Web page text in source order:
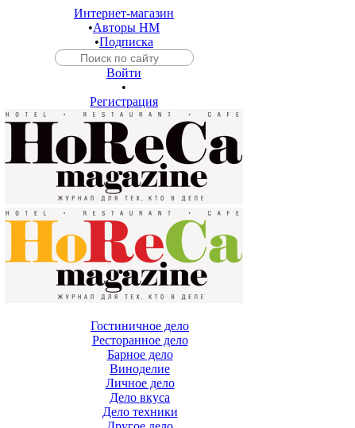
Интернет-магазин
•Авторы HM
•Подписка
Войти
•
Регистрация
Гостиничное дело
Ресторанное дело
Барное дело
Виноделие
Личное дело
Дело вкуса
Дело техники